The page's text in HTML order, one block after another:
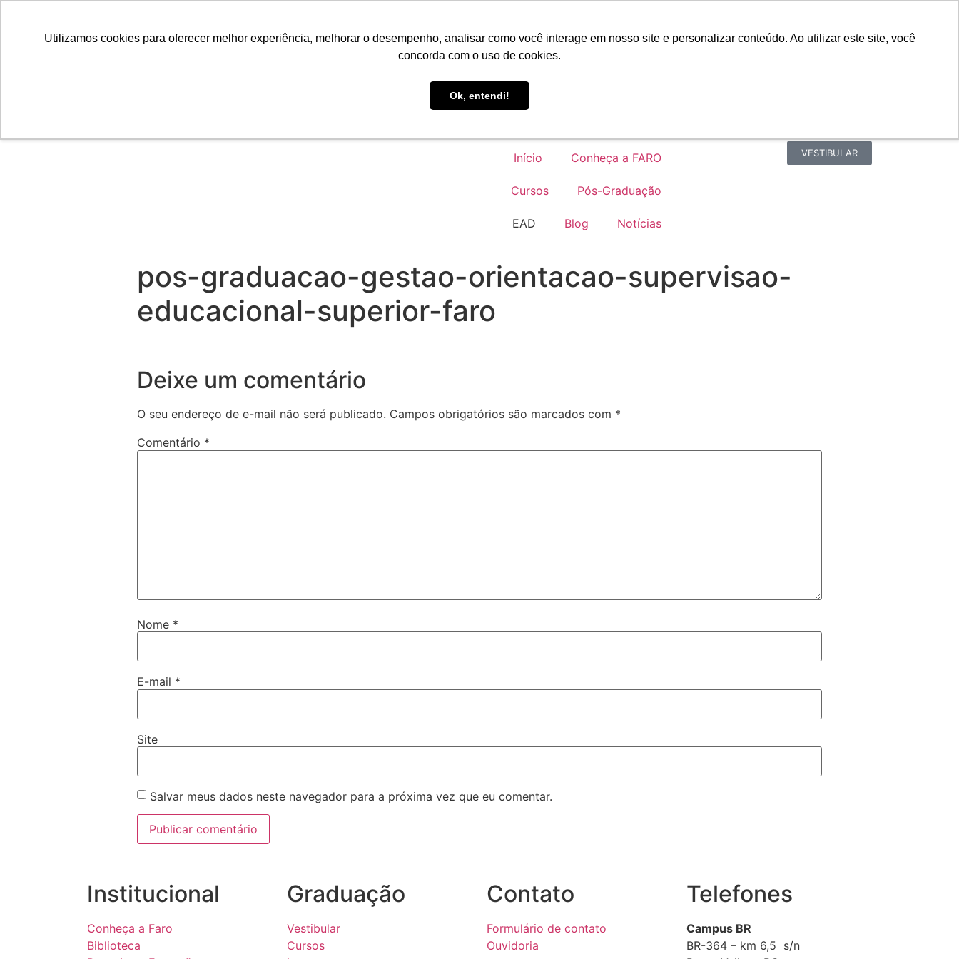
Utilizamos cookies para oferecer melhor experiência, melhorar o desempenho, analisar como você interage em nosso site e personalizar conteúdo. Ao utilizar este site, você
concorda com o uso de cookies.
Ok, entendi!
Início Conheça a FARO
Cursos Pós-Graduação
EAD Blog Notícias
VESTIBULAR
pos-graduacao-gestao-orientacao-supervisao-
educacional-superior-faro
Deixe um comentário
O seu endereço de e-mail não será publicado. Campos obrigatórios são marcados com *
Comentário *
Nome *
E-mail *
Site
Salvar meus dados neste navegador para a próxima vez que eu comentar.
Institucional
Conheça a Faro
Biblioteca
Graduação
Vestibular
Cursos
Contato
Formulário de contato
Ouvidoria
Telefones
Campus BR
BR-364 – km 6,5 s/n